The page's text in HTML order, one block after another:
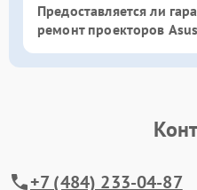
Предоставляется ли
ремонт проекторов
+7 (484) 233-04-87